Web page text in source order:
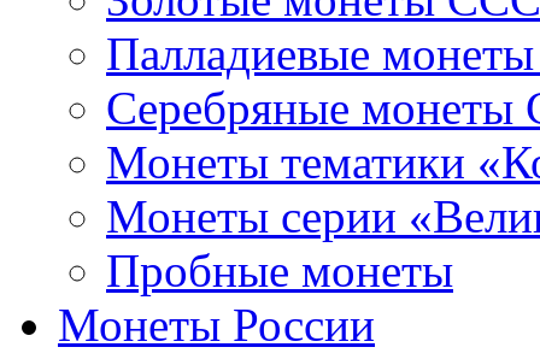
Палладиевые
Серебряные монеты
Монеты тематики
Монеты серии
Пробные монеты
Монеты России